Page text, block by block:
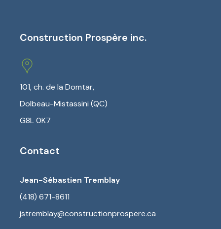
Construction Prospère inc.
101, ch. de la Domtar,
Dolbeau-Mistassini (QC)
G8L 0K7
Contact
Jean-Sébastien Tremblay
(418) 671-8611
jstremblay@constructionprospere.ca